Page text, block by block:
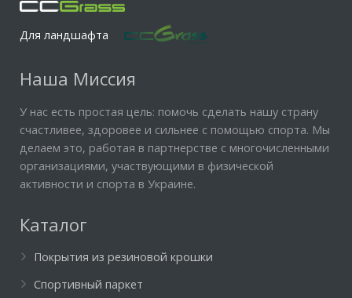
Для ландшафта
Наша Миссия
У нас есть простая цель: помочь сделать нашу страну
счастливее, здоровее и сильнее с помощью спорта. Мы
делаем это, работая в партнерстве с многочисленными
организациями, участвующими в физической
активности и спорта в Украине.
Каталог
Покрытия из резиновой крошки
Спортивный паркет